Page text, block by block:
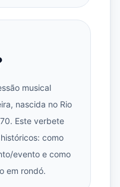
musical
nascida no Rio
Este verbete
como
evento e como
em rondó.